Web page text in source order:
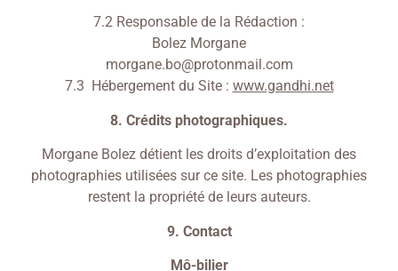
7.2 Responsable de la Rédaction :
Bolez Morgane
morgane.bo@protonmail.com
7.3 Hébergement du Site : www.gandhi.net
8. Crédits photographiques.
Morgane Bolez détient les droits d’exploitation des
photographies utilisées sur ce site. Les photographies
restent la propriété de leurs auteurs.
9. Contact
Mô-bilier